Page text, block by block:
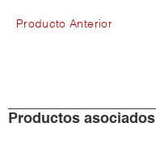
Producto Anterior
Productos asociados